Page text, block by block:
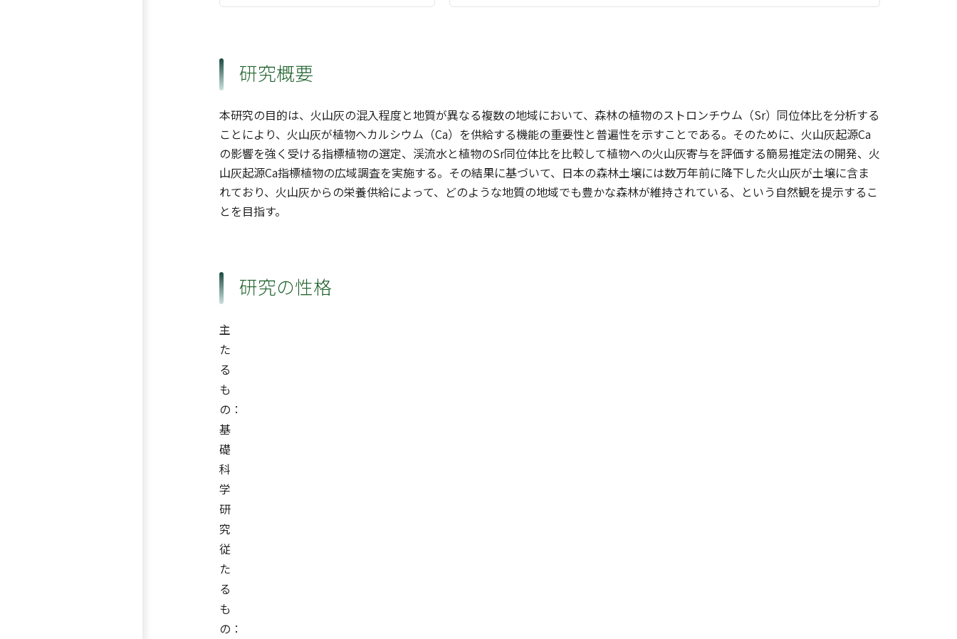
研究概要
本研究の目的は、火山灰の混入程度と地質が異なる複数の地域において、森林の植物のストロンチウム（Sr）同位体比を分析する
ことにより、火山灰が植物へカルシウム（Ca）を供給する機能の重要性と普遍性を示すことである。そのために、火山灰起源Ca
の影響を強く受ける指標植物の選定、渓流水と植物のSr同位体比を比較して植物への火山灰寄与を評価する簡易推定法の開発、火
山灰起源Ca指標植物の広域調査を実施する。その結果に基づいて、日本の森林土壌には数万年前に降下した火山灰が土壌に含ま
れており、火山灰からの栄養供給によって、どのような地質の地域でも豊かな森林が維持されている、という自然観を提示するこ
とを目指す。
研究の性格
主
た
る
も
の：
基
礎
科
学
研
究
従
た
る
も
の：